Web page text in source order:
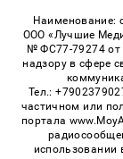
Наименование:
ООО «Лучшие
№ ФС77-79274 от
надзору в сфере
Тел.:
частичном или
портала
использовании